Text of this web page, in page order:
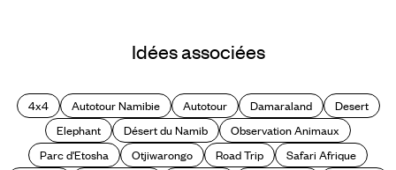
Quand partir en
Namibie ?
Idées associées
4x4 Autotour Namibie Autotour Damaraland
Desert
Elephant
Désert du Namib
Observation Animaux
Parc d'Etosha
Otjiwarongo Road Trip
Safari Afrique